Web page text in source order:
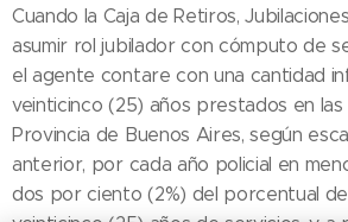
Cuando la Caja de Retiros,
asumir rol jubilador con cómputo de
el agente contare con una cantidad
veinticinco (25) años prestados en las
Provincia de Buenos Aires, según
anterior, por cada año policial en
dos por ciento (2%) del porcentual